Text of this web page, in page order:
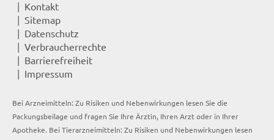
Kontakt
Sitemap
Datenschutz
Verbraucherrechte
Barrierefreiheit
Impressum
Bei Arzneimitteln: Zu Risiken und Nebenwirkungen lesen Sie die
Packungsbeilage und fragen Sie Ihre Ärztin, Ihren Arzt oder in Ihrer
Apotheke. Bei Tierarzneimitteln: Zu Risiken und Nebenwirkungen lesen